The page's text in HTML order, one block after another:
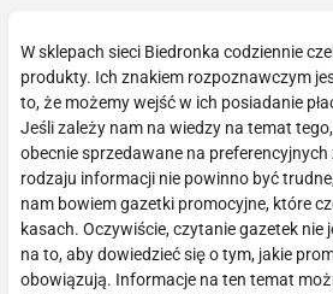
W sklepach sieci Biedronka codziennie
produkty. Ich znakiem rozpoznawczym
to, że możemy wejść w ich posiadanie
Jeśli zależy nam na wiedzy na temat
obecnie sprzedawane na
rodzaju informacji nie powinno być
nam bowiem gazetki promocyjne, które
kasach. Oczywiście, czytanie gazetek nie
na to, aby dowiedzieć się o tym, jakie
obowiązują. Informacje na ten temat